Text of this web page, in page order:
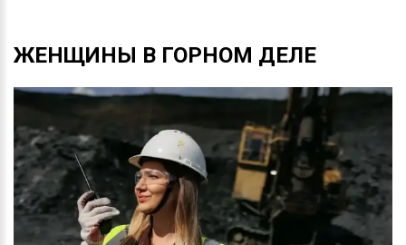
ЖЕНЩИНЫ В ГОРНОМ ДЕЛЕ